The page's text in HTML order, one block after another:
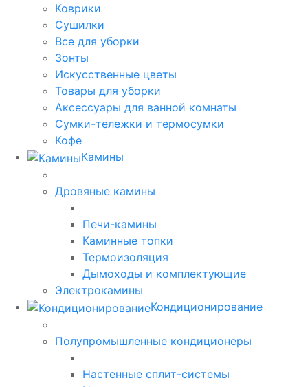
Коврики
Сушилки
Все для уборки
Зонты
Искусственные цветы
Товары для уборки
Аксессуары для ванной комнаты
Сумки-тележки и термосумки
Кофе
Камины
Дровяные камины
Печи-камины
Каминные топки
Термоизоляция
Дымоходы и комплектующие
Электрокамины
Кондиционирование
Полупромышленные кондиционеры
Настенные сплит-системы